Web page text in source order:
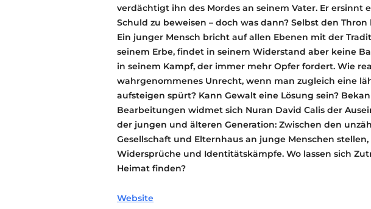
verdächtigt ihn des Mordes an seinem Vater. Er ersinnt
Schuld zu beweisen – doch was dann? Selbst den Thron
Ein junger Mensch bricht auf allen Ebenen mit der
seinem Erbe, findet in seinem Widerstand aber keine
in seinem Kampf, der immer mehr Opfer fordert. Wie
wahrgenommenes Unrecht, wenn man zugleich eine
aufsteigen spürt? Kann Gewalt eine Lösung sein?
Bearbeitungen widmet sich Nuran David Calis der
der jungen und älteren Generation: Zwischen den
Gesellschaft und Elternhaus an junge Menschen
Widersprüche und Identitätskämpfe. Wo lassen sich
Heimat finden?
Website